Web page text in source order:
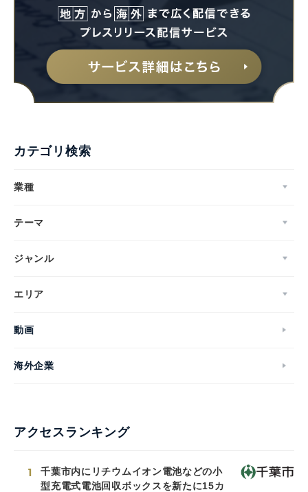
カテゴリ検索
業種
テーマ
ジャンル
エリア
動画
海外企業
アクセスランキング
1
千葉市内にリチウムイオン電池などの小
型充電式電池回収ボックスを新たに15カ